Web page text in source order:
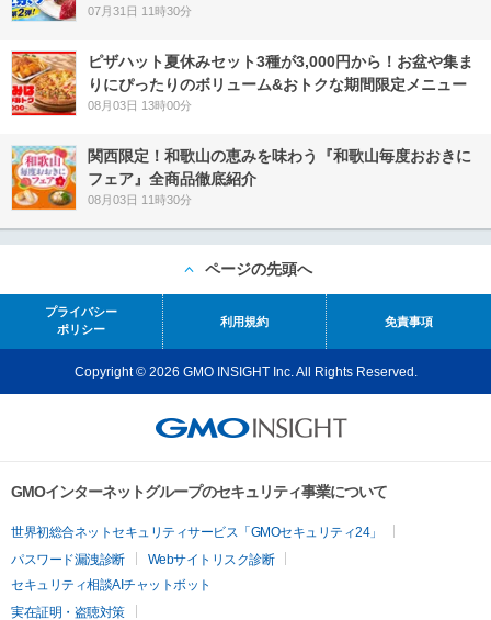
07月31日 11時30分
ピザハット夏休みセット3種が3,000円から！お盆や集ま
りにぴったりのボリューム&おトクな期間限定メニュー
08月03日 13時00分
関西限定！和歌山の恵みを味わう『和歌山毎度おおきに
フェア』全商品徹底紹介
08月03日 11時30分
ページの先頭へ
プライバシー
ポリシー
利用規約 免責事項
Copyright © 2026 GMO INSIGHT Inc. All Rights Reserved.
GMOインターネットグループのセキュリティ事業について
世界初総合ネットセキュリティサービス「GMOセキュリティ24」
パスワード漏洩診断
Webサイトリスク診断
セキュリティ相談AIチャットボット
実在証明・盗聴対策